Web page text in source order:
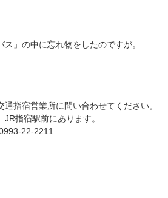
」の中に忘れ物をしたのですが。
指宿営業所に問い合わせてください。
指宿駅前にあります。
22-2211